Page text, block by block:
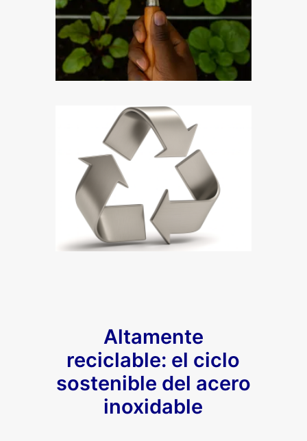
Altamente
reciclable: el ciclo
sostenible del acero
inoxidable